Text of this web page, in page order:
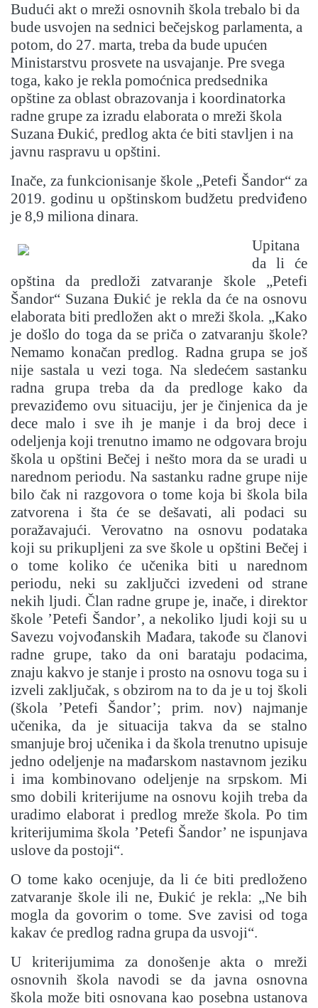
Budući akt o mreži osnovnih škola trebalo bi da
bude usvojen na sednici bečejskog parlamenta, a
potom, do 27. marta, treba da bude upućen
Ministarstvu prosvete na usvajanje. Pre svega
toga, kako je rekla pomoćnica predsednika
opštine za oblast obrazovanja i koordinatorka
radne grupe za izradu elaborata o mreži škola
Suzana Đukić, predlog akta će biti stavljen i na
javnu raspravu u opštini.
Inače, za funkcionisanje škole „Petefi Šandor“ za
2019. godinu u opštinskom budžetu predviđeno
je 8,9 miliona dinara.
Upitana
da li će
opština da predloži zatvaranje škole „Petefi
Šandor“ Suzana Đukić je rekla da će na osnovu
elaborata biti predložen akt o mreži škola. „Kako
je došlo do toga da se priča o zatvaranju škole?
Nemamo konačan predlog. Radna grupa se još
nije sastala u vezi toga. Na sledećem sastanku
radna grupa treba da da predloge kako da
prevaziđemo ovu situaciju, jer je činjenica da je
dece malo i sve ih je manje i da broj dece i
odeljenja koji trenutno imamo ne odgovara broju
škola u opštini Bečej i nešto mora da se uradi u
narednom periodu. Na sastanku radne grupe nije
bilo čak ni razgovora o tome koja bi škola bila
zatvorena i šta će se dešavati, ali podaci su
poražavajući. Verovatno na osnovu podataka
koji su prikupljeni za sve škole u opštini Bečej i
o tome koliko će učenika biti u narednom
periodu, neki su zaključci izvedeni od strane
nekih ljudi. Član radne grupe je, inače, i direktor
škole ’Petefi Šandor’, a nekoliko ljudi koji su u
Savezu vojvođanskih Mađara, takođe su članovi
radne grupe, tako da oni barataju podacima,
znaju kakvo je stanje i prosto na osnovu toga su i
izveli zaključak, s obzirom na to da je u toj školi
(škola ’Petefi Šandor’; prim. nov) najmanje
učenika, da je situacija takva da se stalno
smanjuje broj učenika i da škola trenutno upisuje
jedno odeljenje na mađarskom nastavnom jeziku
i ima kombinovano odeljenje na srpskom. Mi
smo dobili kriterijume na osnovu kojih treba da
uradimo elaborat i predlog mreže škola. Po tim
kriterijumima škola ’Petefi Šandor’ ne ispunjava
uslove da postoji“.
O tome kako ocenjuje, da li će biti predloženo
zatvaranje škole ili ne, Đukić je rekla: „Ne bih
mogla da govorim o tome. Sve zavisi od toga
kakav će predlog radna grupa da usvoji“.
U kriterijumima za donošenje akta o mreži
osnovnih škola navodi se da javna osnovna
škola može biti osnovana kao posebna ustanova